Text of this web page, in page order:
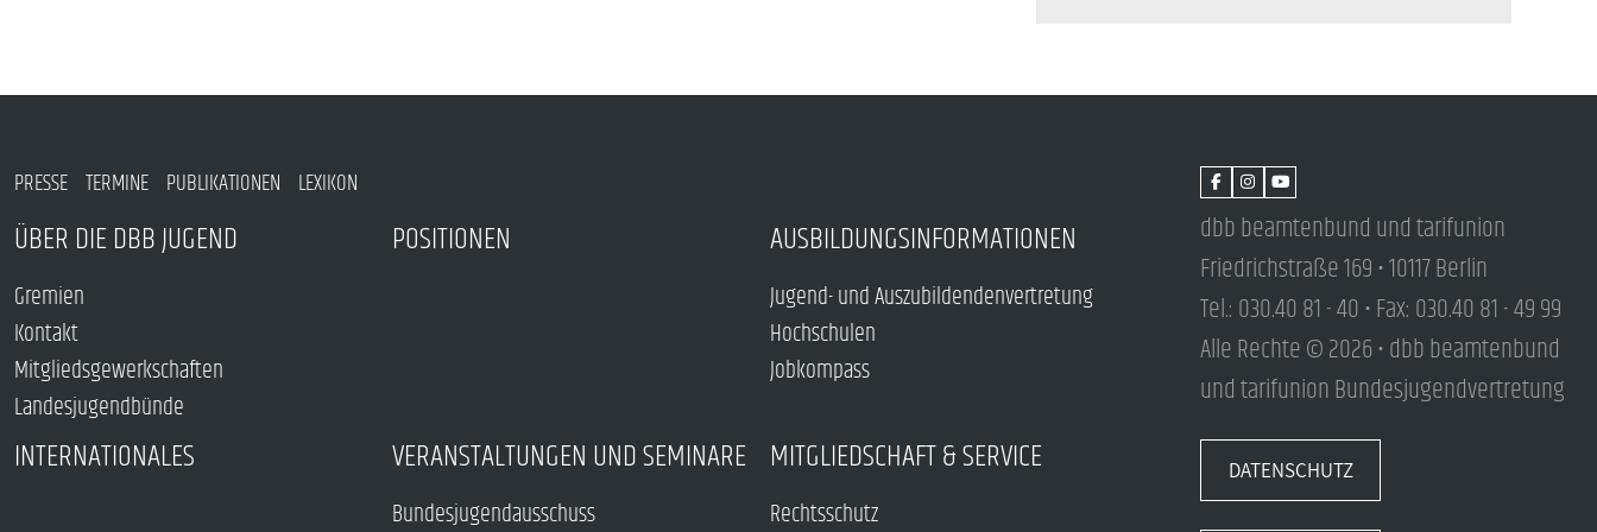
PRESSE TERMINE PUBLIKATIONEN LEXIKON
ÜBER DIE DBB JUGEND
Gremien
Kontakt
Mitgliedsgewerkschaften
Landesjugendbünde
POSITIONEN AUSBILDUNGSINFORMATIONEN
Jugend- und Auszubildendenvertretung
Hochschulen
Jobkompass
INTERNATIONALES VERANSTALTUNGEN UND SEMINARE
Bundesjugendausschuss
MITGLIEDSCHAFT & SERVICE
Rechtsschutz
dbb beamtenbund und tarifunion
Friedrichstraße 169 • 10117 Berlin
Tel.: 030.40 81 - 40 • Fax: 030.40 81 - 49 99
Alle Rechte © 2026 • dbb beamtenbund
und tarifunion Bundesjugendvertretung
DATENSCHUTZ